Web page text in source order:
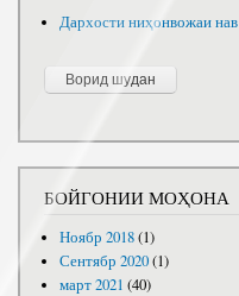
Дархости ниҳонвожаи нав
БОЙГОНИИ МОҲОНА
Ноябр 2018(1)
Сентябр 2020(1)
март 2021 (40)